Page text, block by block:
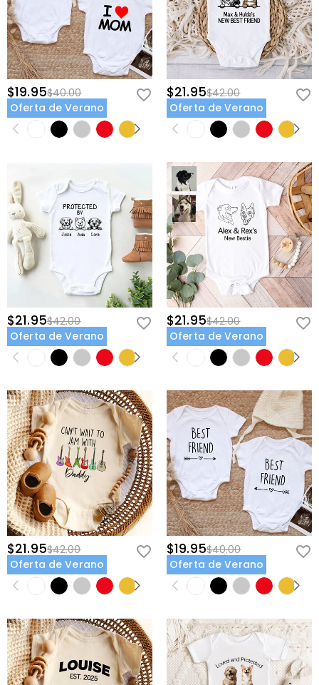
$19.95$40.00
Oferta de Verano
$21.95$42.00
Oferta de Verano
$21.95$42.00
Oferta de Verano
$21.95$42.00
Oferta de Verano
$21.95$42.00
Oferta de Verano
$19.95$40.00
Oferta de Verano